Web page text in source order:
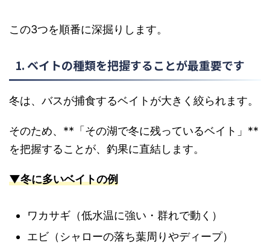
この3つを順番に深掘りします。
1. ベイトの種類を把握することが最重要です
冬は、バスが捕食するベイトが大きく絞られます。
そのため、**「その湖で冬に残っているベイト」**
を把握することが、釣果に直結します。
▼冬に多いベイトの例
ワカサギ（低水温に強い・群れで動く）
エビ（シャローの落ち葉周りやディープ）